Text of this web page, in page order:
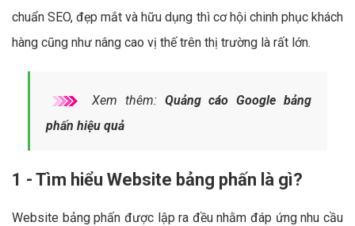
chuẩn SEO, đẹp mắt và hữu dụng thì cơ hội chinh phục khách
hàng cũng như nâng cao vị thế trên thị trường là rất lớn.
Xem thêm: Quảng cáo Google bảng
phấn hiệu quả
1 - Tìm hiểu Website bảng phấn là gì?
Website bảng phấn được lập ra đều nhằm đáp ứng nhu cầu